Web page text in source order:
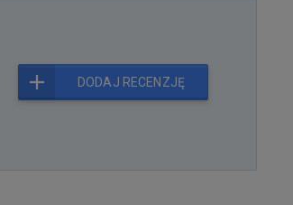
DODAJ RECENZJĘ